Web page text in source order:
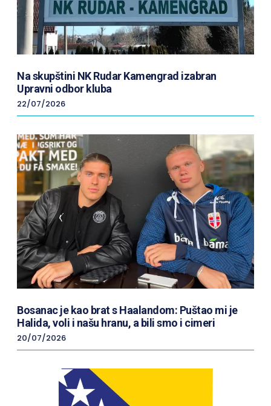
Na skupštini NK Rudar Kamengrad izabran
Upravni odbor kluba
22/07/2026
Bosanac je kao brat s Haalandom: Puštao mi je
Halida, voli i našu hranu, a bili smo i cimeri
20/07/2026